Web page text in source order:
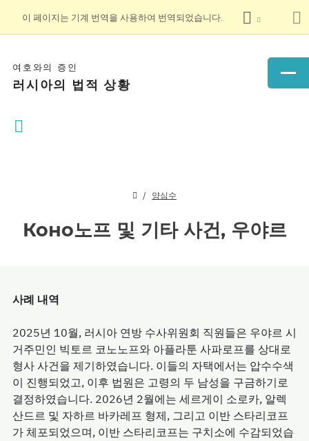
이 페이지는 기계 번역을 사용하여 번역되었습니다.
여호와의 증인
러시아의 법적 상황
양심수
Коно노프 및 기타 사건, 우야르
사례 내역
2025년 10월, 러시아 연방 수사위원회 직원들은 우야르 시
거주민인 빅토르 코노노프와 아플라툰 사파로프를 상대로
형사 사건을 제기하였습니다. 이들의 자택에서는 압수수색
이 진행되었고, 이후 법원은 고령의 두 남성을 구금하기로
결정하였습니다. 2026년 2월에는 세르게이 소로카, 알렉
산드르 및 자하르 바카레프 형제, 그리고 이반 스타리코프
가 체포되었으며, 이반 스타리코프는 구치소에 수감되었습